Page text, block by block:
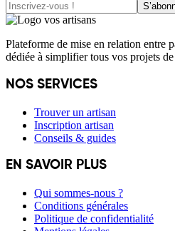
Plateforme de mise en relation entre
dédiée à simplifier tous vos projets
NOS SERVICES
Trouver un artisan
Inscription artisan
Conseils & guides
EN SAVOIR PLUS
Qui sommes-nous ?
Conditions générales
Politique de confidentialité